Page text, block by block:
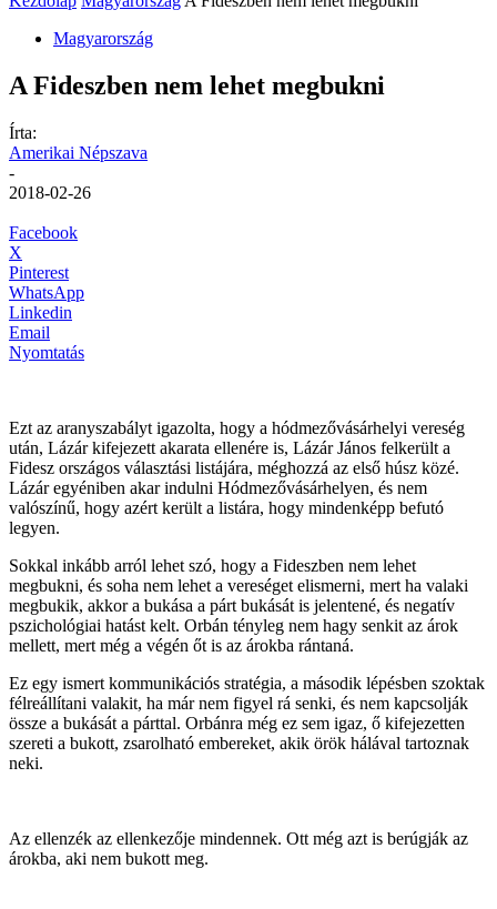
Magyarország
A Fideszben nem lehet megbukni
Írta:
Amerikai Népszava
-
2018-02-26
Facebook
X
Pinterest
WhatsApp
Linkedin
Email
Nyomtatás
Ezt az aranyszabályt igazolta, hogy a hódmezővásárhelyi vereség
után, Lázár kifejezett akarata ellenére is, Lázár János felkerült a
Fidesz országos választási listájára, méghozzá az első húsz közé.
Lázár egyéniben akar indulni Hódmezővásárhelyen, és nem
valószínű, hogy azért került a listára, hogy mindenképp befutó
legyen.
Sokkal inkább arról lehet szó, hogy a Fideszben nem lehet
megbukni, és soha nem lehet a vereséget elismerni, mert ha valaki
megbukik, akkor a bukása a párt bukását is jelentené, és negatív
pszichológiai hatást kelt. Orbán tényleg nem hagy senkit az árok
mellett, mert még a végén őt is az árokba rántaná.
Ez egy ismert kommunikációs stratégia, a második lépésben szoktak
félreállítani valakit, ha már nem figyel rá senki, és nem kapcsolják
össze a bukását a párttal. Orbánra még ez sem igaz, ő kifejezetten
szereti a bukott, zsarolható embereket, akik örök hálával tartoznak
neki.
Az ellenzék az ellenkezője mindennek. Ott még azt is berúgják az
árokba, aki nem bukott meg.